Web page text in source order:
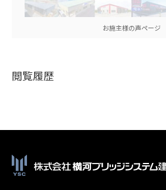
お施主様の声ページ
閲覧履歴